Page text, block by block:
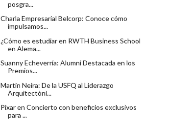
posgra...
Charla Empresarial Belcorp: Conoce cómo
impulsamos...
¿Cómo es estudiar en RWTH Business School
en Alema...
Suanny Echeverría: Alumni Destacada en los
Premios...
Martín Neira: De la USFQ al Liderazgo
Arquitectóni...
Pixar en Concierto con beneficios exclusivos
para ...